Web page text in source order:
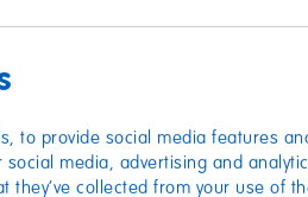
to provide social media features
media, advertising and
they’ve collected from your use of